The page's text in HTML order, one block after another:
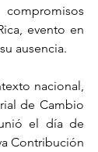
evento en
ausencia.
nacional,
de Cambio
el día de
Contribución